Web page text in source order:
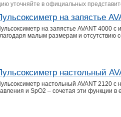
уточняйте в официальных
на запястье
на запястье AVANT 4000
малым размерам и отсутствию
настольный
настольный AVANT 2120
и SpO2 – сочетая эти функции в